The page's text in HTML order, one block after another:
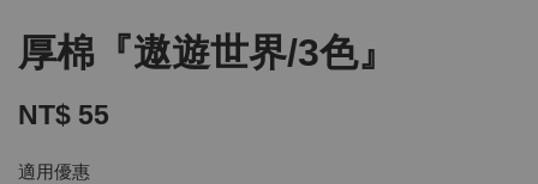
厚棉『遨遊世界/3色』
NT$ 55
適用優惠